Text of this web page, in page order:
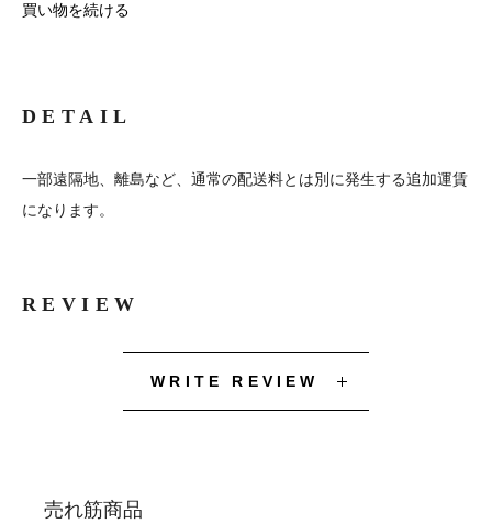
買い物を続ける
DETAIL
一部遠隔地、離島など、通常の配送料とは別に発生する追加運賃
になります。
REVIEW
WRITE REVIEW
売れ筋商品